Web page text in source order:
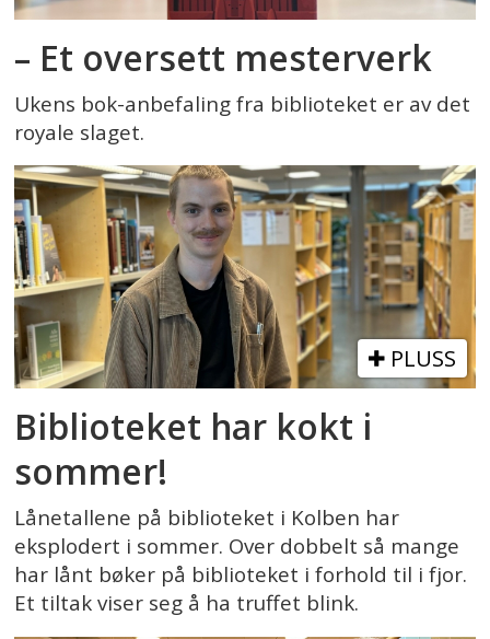
– Et oversett mesterverk
Ukens bok-anbefaling fra biblioteket er av det
royale slaget.
PLUSS
Biblioteket har kokt i
sommer!
Lånetallene på biblioteket i Kolben har
eksplodert i sommer. Over dobbelt så mange
har lånt bøker på biblioteket i forhold til i fjor.
Et tiltak viser seg å ha truffet blink.